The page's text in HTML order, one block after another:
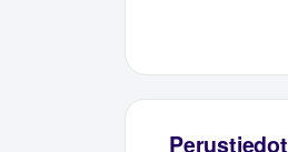
Perustiedot